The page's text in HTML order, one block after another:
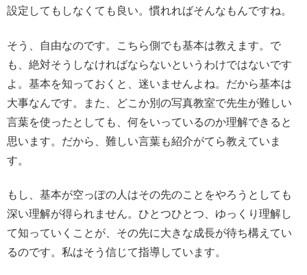
設定してもしなくても良い。慣れればそんなもんですね。
そう、自由なのです。こちら側でも基本は教えます。で
も、絶対そうしなければならないというわけではないです
よ。基本を知っておくと、迷いませんよね。だから基本は
大事なんです。また、どこか別の写真教室で先生が難しい
言葉を使ったとしても、何をいっているのか理解できると
思います。だから、難しい言葉も紹介がてら教えていま
す。
もし、基本が空っぽの人はその先のことをやろうとしても
深い理解が得られません。ひとつひとつ、ゆっくり理解し
て知っていくことが、その先に大きな成長が待ち構えてい
るのです。私はそう信じて指導しています。